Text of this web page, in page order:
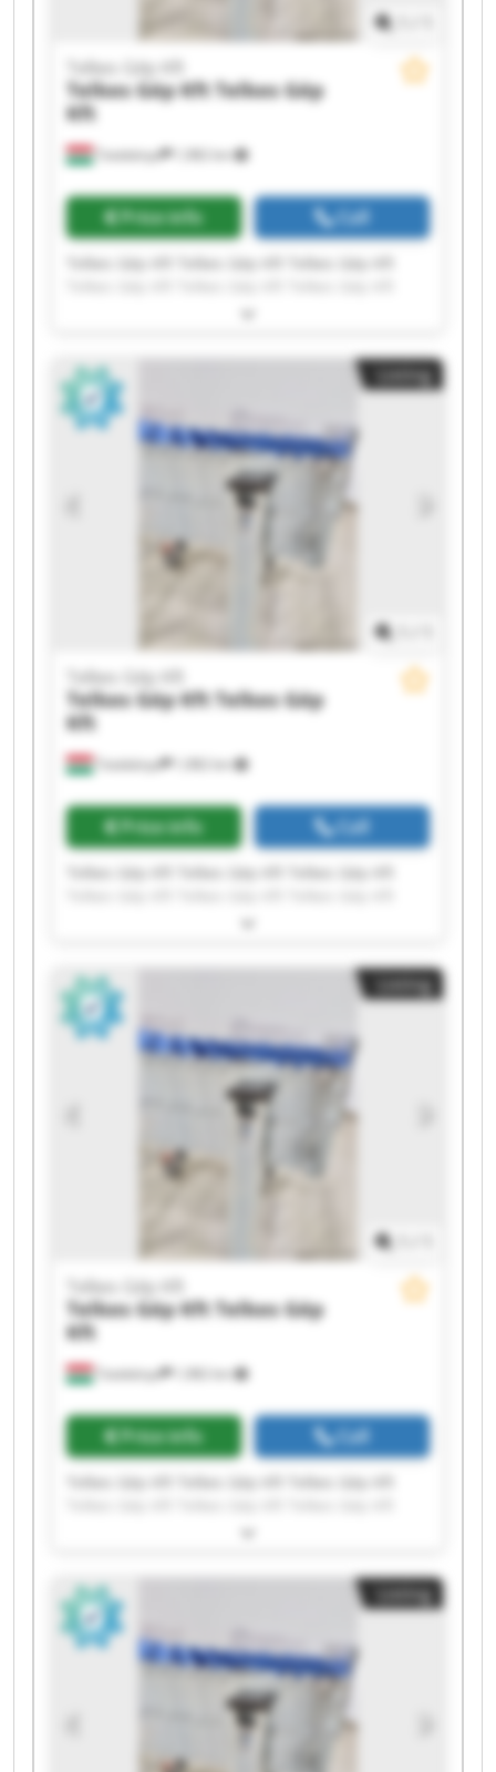
Tatabánya 1,982 km
Telkes Gép Kft
Telkes Gép Kft Telkes Gép
Kft
Price info Call
Telkes Gép Kft Telkes Gép Kft Telkes Gép Kft
Telkes Gép Kft Telkes Gép Kft Telkes Gép Kft
Telkes Gép Kft Telkes Gép Kft Telkes Gép Kft
Telkes Gép Kft Telkes Gép Kft Telkes Gép Kft
Telkes Gép Kft Telkes Gép Kft
Listing
Tatabánya 1,982 km
Telkes Gép Kft
Telkes Gép Kft Telkes Gép
Kft
Price info Call
Telkes Gép Kft Telkes Gép Kft Telkes Gép Kft
Telkes Gép Kft Telkes Gép Kft Telkes Gép Kft
Telkes Gép Kft Telkes Gép Kft Telkes Gép Kft
Telkes Gép Kft Telkes Gép Kft Telkes Gép Kft
Telkes Gép Kft Telkes Gép Kft
Listing
Tatabánya 1,982 km
Telkes Gép Kft
Telkes Gép Kft Telkes Gép
Kft
Price info Call
Telkes Gép Kft Telkes Gép Kft Telkes Gép Kft
Telkes Gép Kft Telkes Gép Kft Telkes Gép Kft
Telkes Gép Kft Telkes Gép Kft Telkes Gép Kft
Telkes Gép Kft Telkes Gép Kft Telkes Gép Kft
Telkes Gép Kft Telkes Gép Kft
Listing